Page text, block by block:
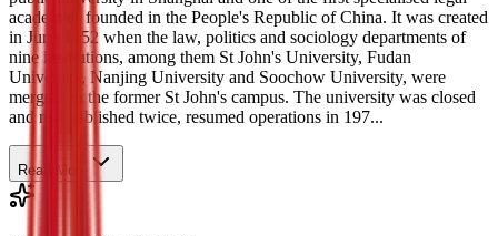
academies founded in the People's Republic of China. It was created
in June 1952 when the law, politics and sociology departments of
nine institutions, among them St John's University, Fudan
University, Nanjing University and Soochow University, were
merged on the former St John's campus. The university was closed
and re-established twice, resumed operations in 197...
Read More